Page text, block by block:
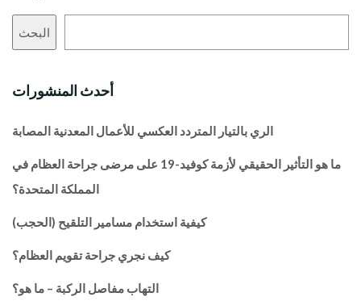
البحث
أحدث المنشورات
الري بالتيار المتردد العكسي للأعمال المعدنية المصابة
ما هو التأثير الحقيقي لأزمة كوفيد-19 على مرضى جراحة العظام في
المملكة المتحدة؟
كيفية استخدام مسامير التلقيح (الحجب)
كيف نجري جراحة تقويم العظام؟
التهاب مفاصل الركبة – ما هو؟